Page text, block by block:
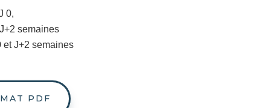
0,
semaines
et J+2 semaines
PDF